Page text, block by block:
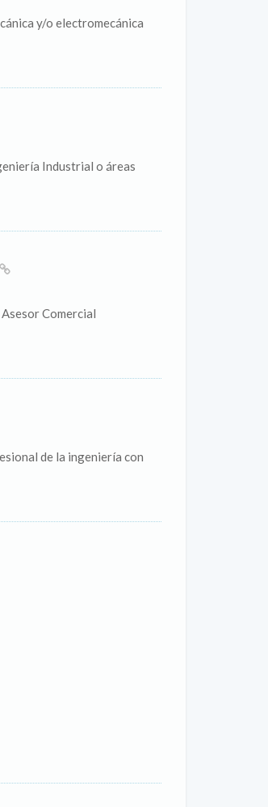
y/o electromecánica
Industrial o áreas
Comercial
de la ingeniería con